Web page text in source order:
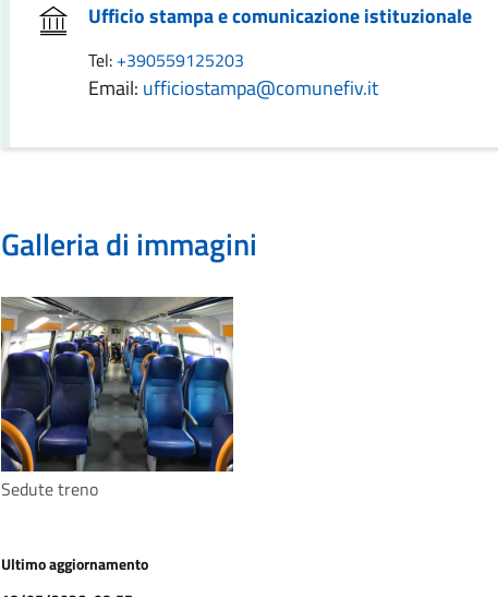
Ufficio stampa e comunicazione istituzionale
Tel: +390559125203
Email: ufficiostampa@comunefiv.it
Galleria di immagini
Sedute treno
Ultimo aggiornamento